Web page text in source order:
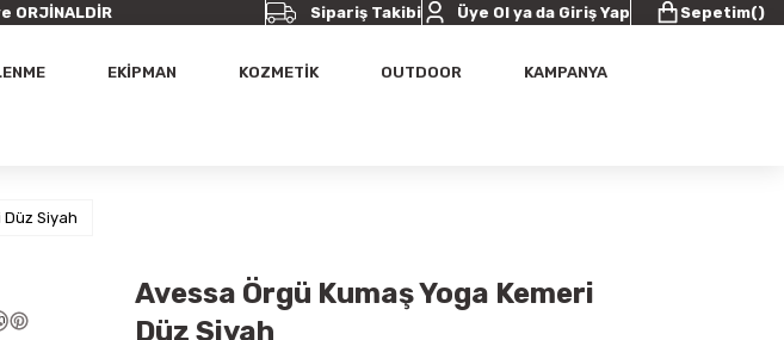
ORJİNALDİR Sipariş Takibi Üye Ol ya da Giriş Yap Sepetim()
EKİPMAN KOZMETİK OUTDOOR KAMPANYA
Düz Siyah
Avessa Örgü Kumaş Yoga Kemeri
Düz Siyah